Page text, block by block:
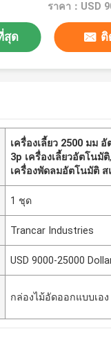
สุด ติ
เครื่องเลี้ยว 2500 มม
3p เครื่องเลี้ยวอัตโนมัติ,
เครื่องพัดลมอัตโนมัติ ส
1 ชุด
Trancar Industries
USD 9000-25000
กล่องไม้อัดออกแบบเอง